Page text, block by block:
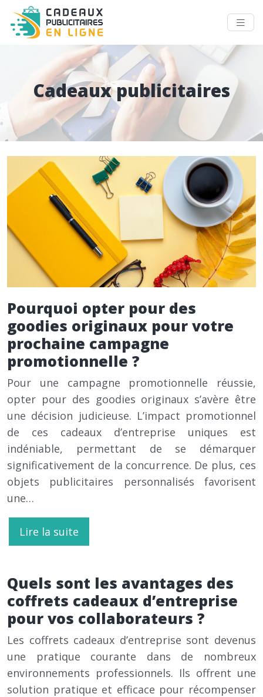
Cadeaux publicitaires
Pourquoi opter pour des
goodies originaux pour votre
prochaine campagne
promotionnelle ?
Pour une campagne promotionnelle réussie,
opter pour des goodies originaux s’avère être
une décision judicieuse. L’impact promotionnel
de ces cadeaux d’entreprise uniques est
indéniable, permettant de se démarquer
significativement de la concurrence. De plus, ces
objets publicitaires personnalisés favorisent
une…
Lire la suite
Quels sont les avantages des
coffrets cadeaux d’entreprise
pour vos collaborateurs ?
Les coffrets cadeaux d’entreprise sont devenus
une pratique courante dans de nombreux
environnements professionnels. Ils offrent une
solution pratique et efficace pour récompenser